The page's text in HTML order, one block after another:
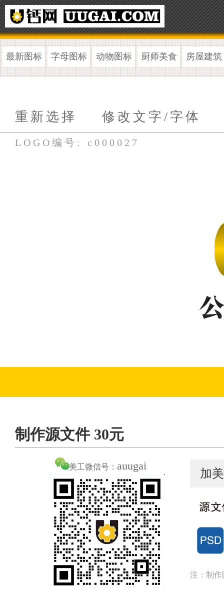
最新图标 字母图标 动物图标 厨师美食 房屋建筑
重新选择 修改文字/字体
LOGO编号: c000027
制作源文件 30元
美工微信号： auugai
加
注：制作